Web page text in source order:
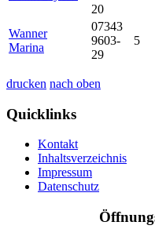
20
Wanner
Marina
07343
9603-
29
5
drucken nach oben
Quicklinks
Kontakt
Inhaltsverzeichnis
Impressum
Datenschutz